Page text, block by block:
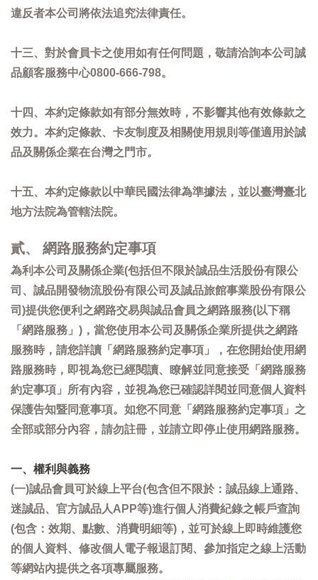
違反者本公司將依法追究法律責任。
十三、對於會員卡之使用如有任何問題，敬請洽詢本公司誠
品顧客服務中心0800-666-798。
十四、本約定條款如有部分無效時，不影響其他有效條款之
效力。本約定條款、卡友制度及相關使用規則等僅適用於誠
品及關係企業在台灣之門市。
十五、本約定條款以中華民國法律為準據法，並以臺灣臺北
地方法院為管轄法院。
貳、 網路服務約定事項
為利本公司及關係企業(包括但不限於誠品生活股份有限公
司、誠品開發物流股份有限公司及誠品旅館事業股份有限公
司)提供您便利之網路交易與誠品會員之網路服務(以下稱
「網路服務」)，當您使用本公司及關係企業所提供之網路
服務時，請您詳讀「網路服務約定事項」，在您開始使用網
路服務時，即視為您已經閱讀、瞭解並同意接受「網路服務
約定事項」所有內容，並視為您已確認詳閱並同意個人資料
保護告知暨同意事項。如您不同意「網路服務約定事項」之
全部或部分內容，請勿註冊，並請立即停止使用網路服務。
一、權利與義務
(一)誠品會員可於線上平台(包含但不限於：誠品線上通路、
迷誠品、官方誠品人APP等)進行個人消費紀錄之帳戶查詢
(包含：效期、點數、消費明細等)，並可於線上即時維護您
的個人資料、修改個人電子報退訂閱、參加指定之線上活動
等網站內提供之各項專屬服務。